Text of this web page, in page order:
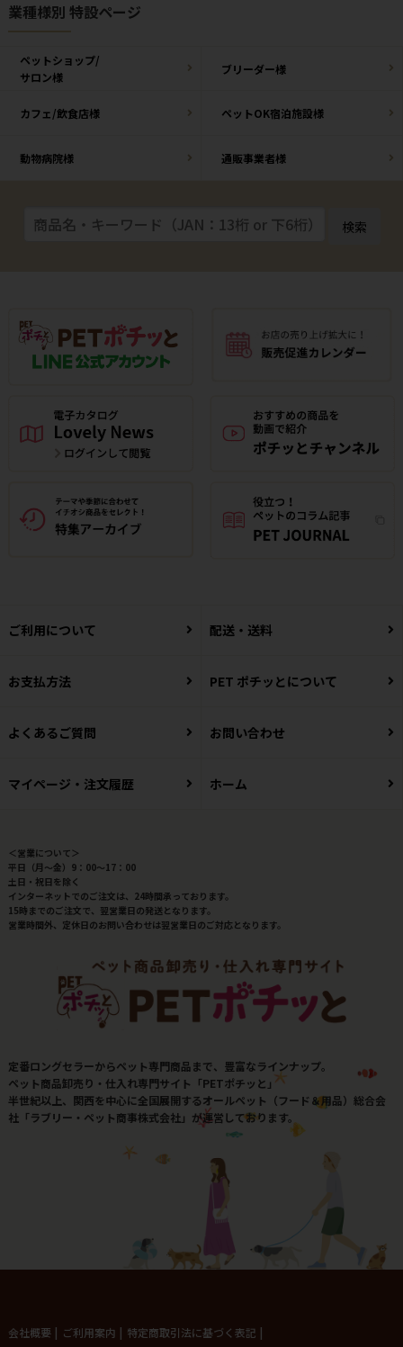
業種様別 特設ページ
ペットショップ/
サロン様
ブリーダー様
カフェ/飲食店様 ペットOK宿泊施設様
動物病院様 通販事業者様
検索
ご利用について 配送・送料
お支払方法 PET ポチッとについて
よくあるご質問 お問い合わせ
マイページ・注文履歴 ホーム
＜営業について＞
平日（月～金）9：00～17：00
土日・祝日を除く
インターネットでのご注文は、24時間承っております。
15時までのご注文で、翌営業日の発送となります。
営業時間外、定休日のお問い合わせは翌営業日のご対応となります。
定番ロングセラーからペット専門商品まで、豊富なラインナップ。
ペット商品卸売り・仕入れ専門サイト「PETポチッと」
半世紀以上、関西を中心に全国展開するオールペット（フード＆用品）総合会
社「ラブリー・ペット商事株式会社」が運営しております。
会社概要 | ご利用案内 | 特定商取引法に基づく表記 |